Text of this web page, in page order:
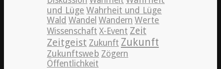
und Lüge Wahrheit und Lüge
Wald Wandel Wandern Werte
Wissenschaft X-Event Zeit
Zeitgeist Zukunft Zukunft
Zukunftsweb Zögern
Öffentlichkeit